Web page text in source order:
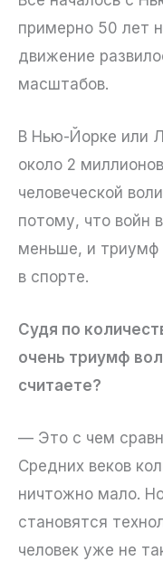
примерно 50 лет
движение
масштабов.
В Нью-Йорке или
около 2
человеческой
потому, что войн
меньше, и триумф
в спорте.
Судя по
очень триумф
считаете?
— Это с чем
Средних веков
ничтожно мало.
становятся
человек уже не